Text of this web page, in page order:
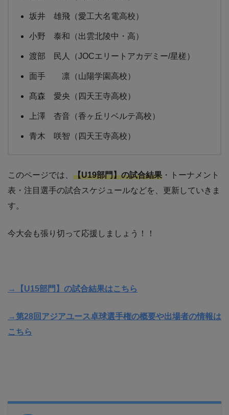
坂井 雄飛（愛工大名電高校）
小野 泰和（出雲北陵中・高）
渡部 民人（JOCエリートアカデミー/星槎）
面手 凛（山陽学園高校）
髙森 愛央（四天王寺高校）
上澤 杏音（香ヶ丘リベルテ高校）
青木 咲智（四天王寺高校）
このページでは、 【U19部門】の試合結果 ・トーナメント
表・注目選手の試合スケジュールなどを、更新していきま
す。
今大会も張り切って応援しましょう！！
→【U15部門】の試合結果はこちら
→第28回アジアユース卓球選手権の概要や出場者の情報は
こちら